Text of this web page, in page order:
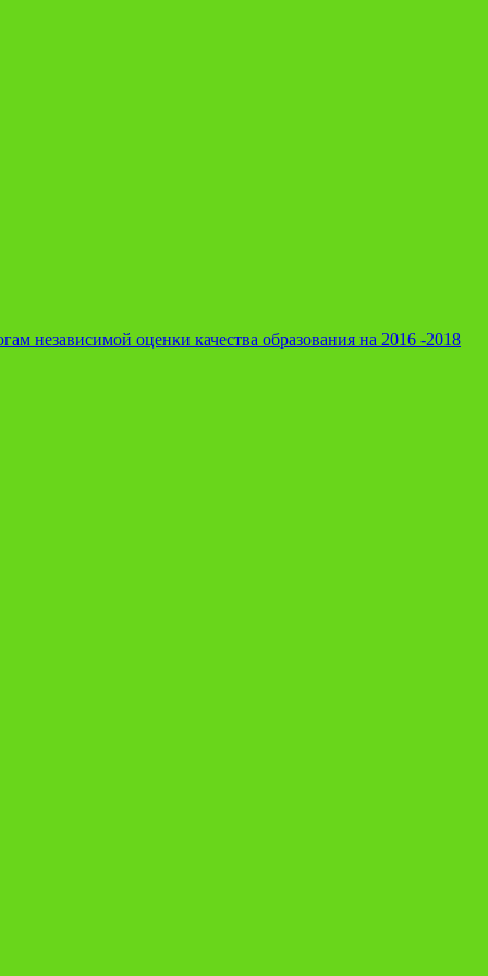
независимой оценки качества образования на 2016 -2018